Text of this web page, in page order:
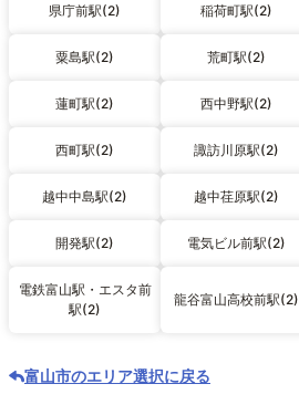
県庁前駅(2) 稲荷町駅(2)
粟島駅(2) 荒町駅(2)
蓮町駅(2) 西中野駅(2)
西町駅(2) 諏訪川原駅(2)
越中中島駅(2) 越中荏原駅(2)
開発駅(2) 電気ビル前駅(2)
電鉄富山駅・エスタ前
駅(2)
龍谷富山高校前駅(2)
富山市のエリア選択に戻る